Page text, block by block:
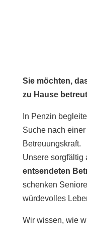
Sie möchten,
zu Hause
In Penzin
Suche nach
Betreuungskraft.
Unsere sorgfältig
entsendeten
schenken
würdevolles
Wir wissen, wie